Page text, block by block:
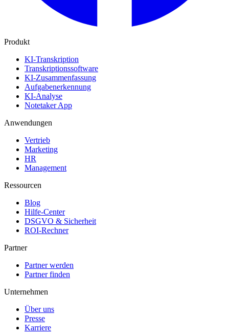
Produkt
KI-Transkription
Transkriptionssoftware
KI-Zusammenfassung
Aufgabenerkennung
KI-Analyse
Notetaker App
Anwendungen
Vertrieb
Marketing
HR
Management
Ressourcen
Blog
Hilfe-Center
DSGVO & Sicherheit
ROI-Rechner
Partner
Partner werden
Partner finden
Unternehmen
Über uns
Presse
Karriere